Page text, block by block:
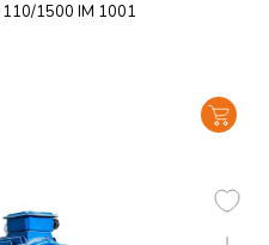
1500 IM 1001